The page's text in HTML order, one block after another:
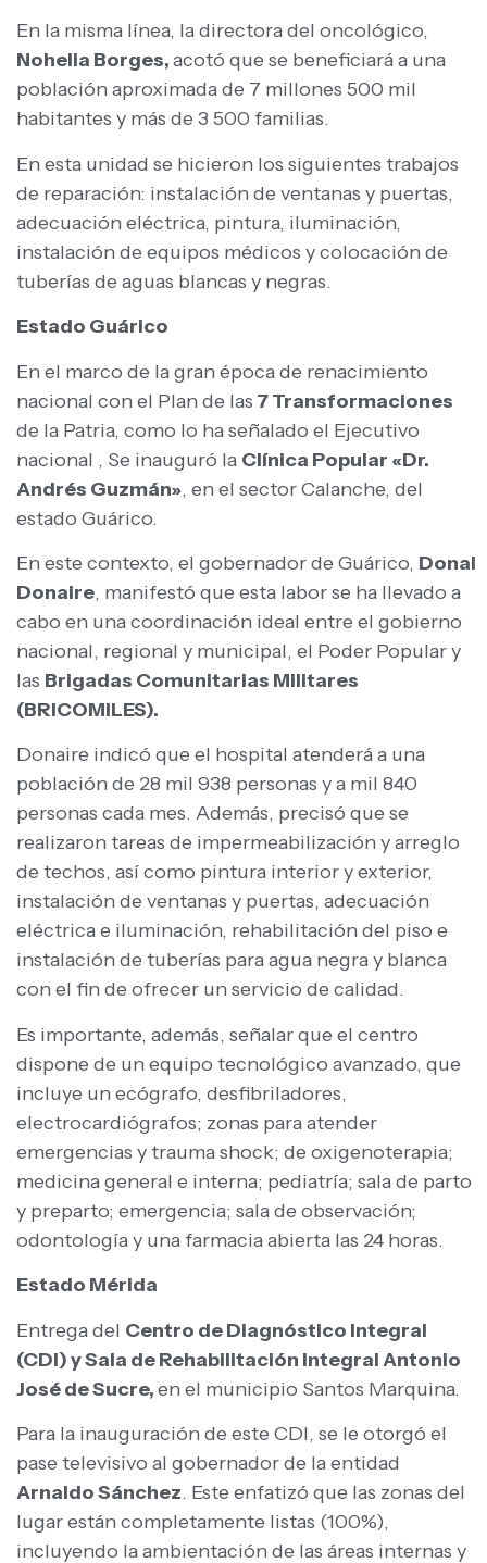
En la misma línea, la directora del oncológico,
Nohelia Borges,acotó que se beneficiará a una
población aproximada de 7 millones 500 mil
habitantes y más de 3 500 familias.
En esta unidad se hicieron los siguientes trabajos
de reparación: instalación de ventanas y puertas,
adecuación eléctrica, pintura, iluminación,
instalación de equipos médicos y colocación de
tuberías de aguas blancas y negras.
Estado Guárico
En el marco de la gran época de renacimiento
nacional con el Plan de las 7 Transformaciones
de la Patria, como lo ha señalado el Ejecutivo
nacional , Se inauguró la Clínica Popular «Dr.
Andrés Guzmán», en el sector Calanche, del
estado Guárico.
En este contexto, el gobernador de Guárico, Donal
Donaire, manifestó que esta labor se ha llevado a
cabo en una coordinación ideal entre el gobierno
nacional, regional y municipal, el Poder Popular y
las Brigadas Comunitarias Militares
(BRICOMILES).
Donaire indicó que el hospital atenderá a una
población de 28 mil 938 personas y a mil 840
personas cada mes. Además, precisó que se
realizaron tareas de impermeabilización y arreglo
de techos, así como pintura interior y exterior,
instalación de ventanas y puertas, adecuación
eléctrica e iluminación, rehabilitación del piso e
instalación de tuberías para agua negra y blanca
con el fin de ofrecer un servicio de calidad.
Es importante, además, señalar que el centro
dispone de un equipo tecnológico avanzado, que
incluye un ecógrafo, desfibriladores,
electrocardiógrafos; zonas para atender
emergencias y trauma shock; de oxigenoterapia;
medicina general e interna; pediatría; sala de parto
y preparto; emergencia; sala de observación;
odontología y una farmacia abierta las 24 horas.
Estado Mérida
Entrega del Centro de Diagnóstico Integral
(CDI) y Sala de Rehabilitación Integral Antonio
José de Sucre,en el municipio Santos Marquina.
Para la inauguración de este CDI, se le otorgó el
pase televisivo al gobernador de la entidad
Arnaldo Sánchez. Este enfatizó que las zonas del
lugar están completamente listas (100%),
incluyendo la ambientación de las áreas internas y